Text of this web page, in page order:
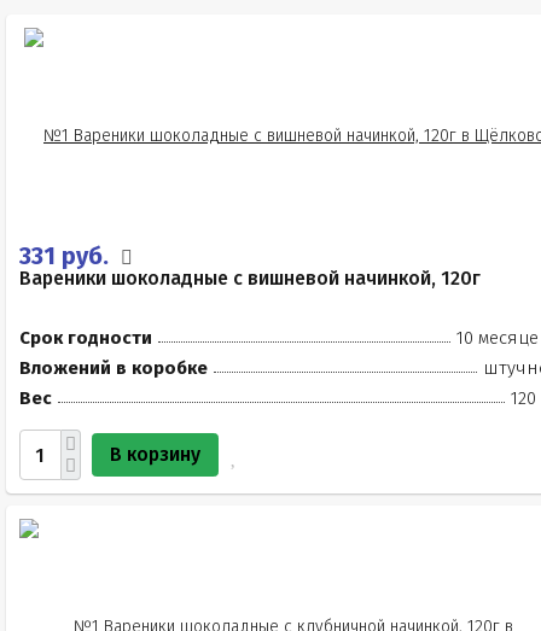
331 руб.
Вареники шоколадные с вишневой начинкой, 120г
Срок годности
10
Вложений в коробке
Вес
120
В корзину